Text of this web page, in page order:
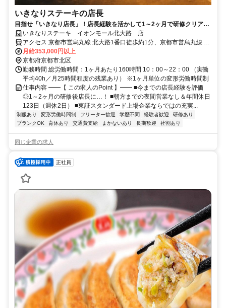
いきなりステーキの店長
目指せ「いきなり店長」！店長経験を活かして1～2ヶ月で研修クリア★
夜間営業なし＆年休123日で即戦力として店長へ！
いきなりステーキ イオンモール北大路 店
アクセス 京都市営烏丸線 北大路1番口徒歩約1分、京都市営烏丸線 鞍
馬口2番口徒歩約11分、京都市営烏丸線 北山（京都府）3番口徒歩約
17分
月給353,000円以上
京都府京都市北区
勤務時間 総労働時間：1ヶ月あたり160時間 10：00～22：00 （実働
平均40h／月25時間程度の残業あり） ※1ヶ月単位の変形労働時間制
仕事内容 ━━【 この求人のPoint 】━━ ■今までの店長経験を評価
◎1～2ヶ月の研修後店長に…！ ■朝方までの夜間営業なし＆年間休日
123日（週休2日） ■東証スタンダード上場企業ならではの充実...
制服あり 変形労働時間制 フリーター歓迎 学歴不問 経験者歓迎
研修あり
ブランクOK
育休あり 交通費支給 まかないあり 長期歓迎 社割あり
同じ企業の求人
正社員